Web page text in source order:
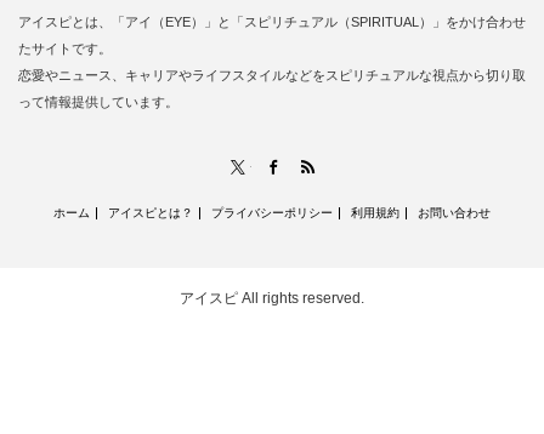
アイスピとは、「アイ（EYE）」と「スピリチュアル（SPIRITUAL）」をかけ合わせ
たサイトです。
恋愛やニュース、キャリアやライフスタイルなどをスピリチュアルな視点から切り取
って情報提供しています。
X Facebook
ホーム アイスピとは？ プライバシーポリシー 利用規約 お問い合わせ
アイスピ All rights reserved.